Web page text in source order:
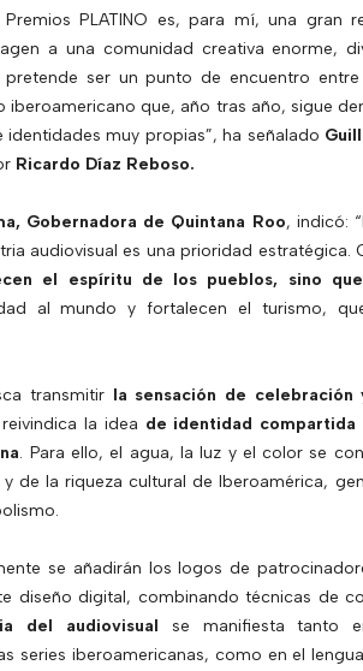
PLATINO es, para mí, una gran
a una comunidad creativa enorme,
pretende ser un punto de encuentro
iberoamericano que, año tras año, sigue
identidades muy propias”, ha señalado
Ricardo Díaz Reboso.
Gobernadora de Quintana Roo, indicó:
audiovisual es una prioridad estratégica.
el espíritu de los pueblos, sino
al mundo y fortalecen el turismo,
transmitir la sensación de
la idea de identidad
. Para ello, el agua, la luz y el color se
y de la riqueza cultural de Iberoamérica,
se añadirán los logos de
diseño digital, combinando técnicas de
del audiovisual se manifiesta tanto
series iberoamericanas, como en el